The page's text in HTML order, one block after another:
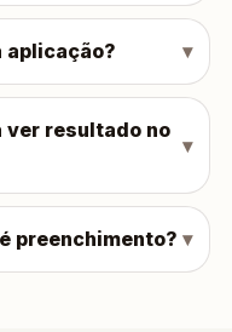
aplicação?
ver resultado no
preenchimento?